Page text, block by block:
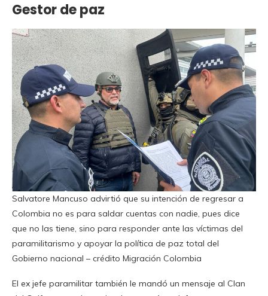
Gestor de paz
Salvatore Mancuso advirtió que su intención de regresar a
Colombia no es para saldar cuentas con nadie, pues dice
que no las tiene, sino para responder ante las víctimas del
paramilitarismo y apoyar la política de paz total del
Gobierno nacional – crédito Migración Colombia
El ex jefe paramilitar también le mandó un mensaje al Clan